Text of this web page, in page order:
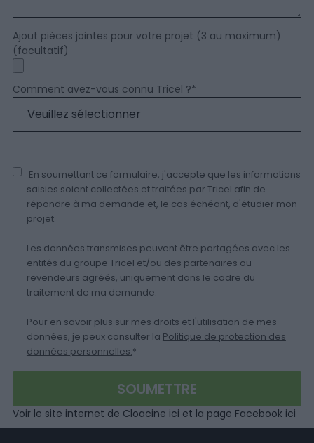
Ajout pièces jointes pour votre projet (3 au maximum)
(facultatif)
Comment avez-vous connu Tricel ?*
En soumettant ce formulaire, j'accepte que les informations
saisies soient collectées et traitées par Tricel afin de
répondre à ma demande et, le cas échéant, d'étudier mon
projet.
Les données transmises peuvent être partagées avec les
entités du groupe Tricel et/ou des partenaires ou
revendeurs agréés, uniquement dans le cadre du
traitement de ma demande.
Pour en savoir plus sur mes droits et l'utilisation de mes
données, je peux consulter la Politique de protection des
données personnelles.*
Voir le site internet de Cloacine ici et la page Facebook ici